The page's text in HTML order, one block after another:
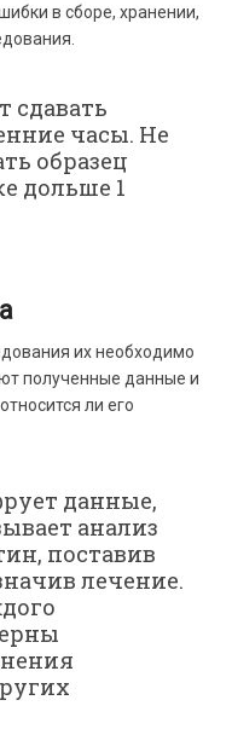
в сборе, хранении,
сдавать
часы. Не
образец
дольше 1
их необходимо
полученные данные и
ли его
данные,
анализ
поставив
лечение.